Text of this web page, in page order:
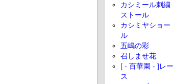
カシミール刺繍
ストール
カシミヤショー
ル
五嶋の彩
召しませ花
[ - 百華園 - ]レー
ス